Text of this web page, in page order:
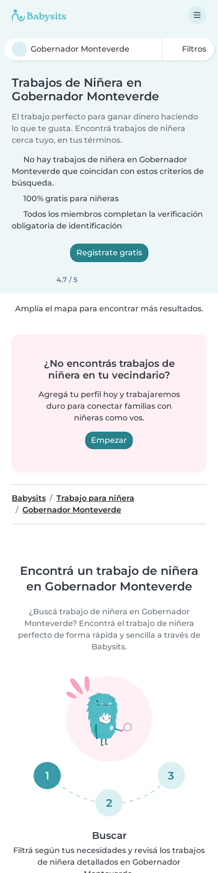
Filtros
Trabajos de Niñera en
Gobernador Monteverde
El trabajo perfecto para ganar dinero haciendo
lo que te gusta. Encontrá trabajos de niñera
cerca tuyo, en tus términos.
No hay trabajos de niñera en Gobernador
Monteverde que coincidan con estos criterios de
búsqueda.
100% gratis para niñeras
Todos los miembros completan la verificación
obligatoria de identificación
Registrate gratis
4,7 / 5
Amplía el mapa para encontrar más resultados.
¿No encontrás trabajos de
niñera en tu vecindario?
Agregá tu perfil hoy y trabajaremos
duro para conectar familias con
niñeras como vos.
Empezar
Babysits
Trabajo para niñera
Gobernador Monteverde
Encontrá un trabajo de niñera
en Gobernador Monteverde
¿Buscá trabajo de niñera en Gobernador
Monteverde? Encontrá el trabajo de niñera
perfecto de forma rápida y sencilla a través de
Babysits.
1
2
3
Buscar
Filtrá según tus necesidades y revisá los trabajos
de niñera detallados en Gobernador